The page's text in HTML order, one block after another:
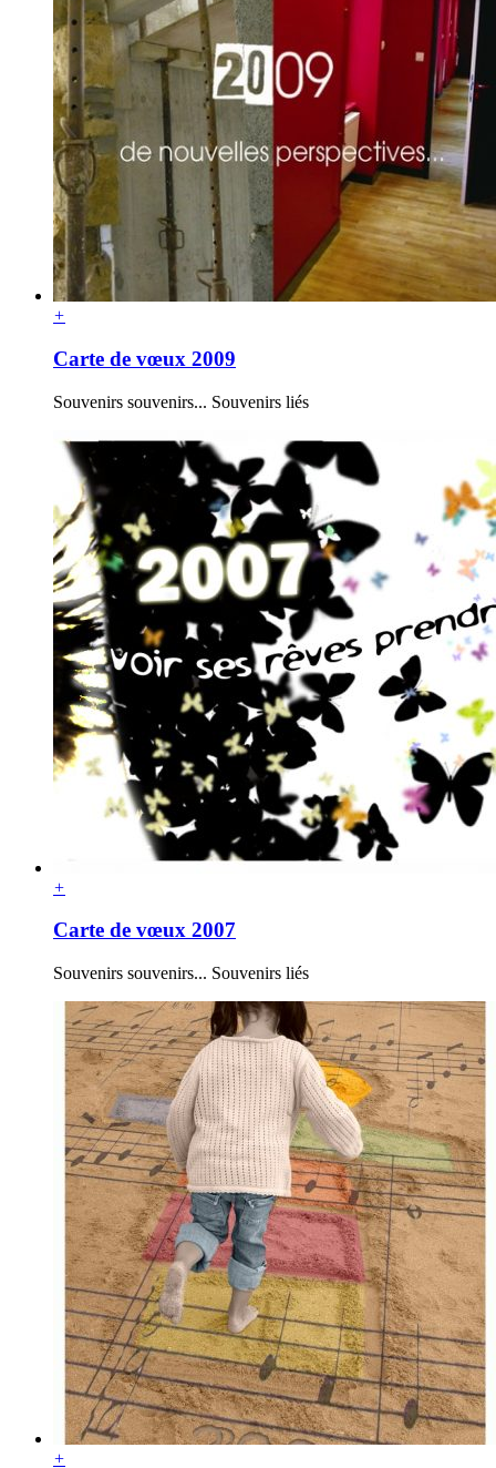
+
Carte de vœux 2009
Souvenirs souvenirs... Souvenirs liés
+
Carte de vœux 2007
Souvenirs souvenirs... Souvenirs liés
+